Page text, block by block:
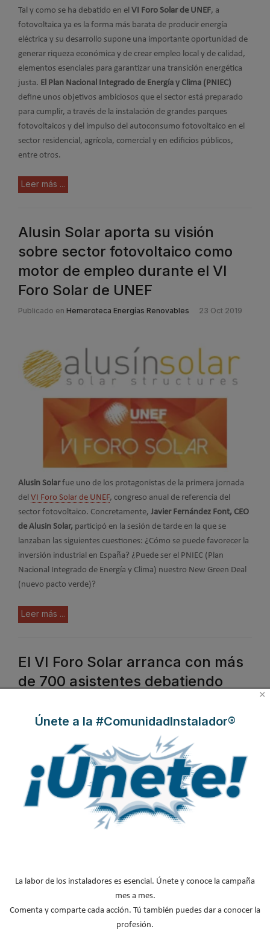
Tal y como se ha debatido en el VI Foro Solar de UNEF, a
fotovoltaica ya es la forma más barata de producir energía
eléctrica y su desarrollo supone una importante oportunidad de
generar riqueza económica y de crear empleo local y de calidad,
elementos esenciales para garantizar una transición energética
justa. El Plan Nacional Integrado de Energía y Clima (PNIEC)
define unos objetivos ambiciosos que el sector está preparado
para cumplir, a través de la instalación de grandes parques
fotovoltaicos y del impulso del autoconsumo fotovoltaico en el
sector residencial, agrícola, comercial y en edificios públicos,
entre otros.
Leer más ...
Alusin Solar aporta su visión
sobre sector fotovoltaico como
motor de empleo durante el VI
Foro Solar de UNEF
Publicado en Hemeroteca Energías Renovables 23 Oct 2019
Alusin Solarfue uno de los protagonistas de la primera jornada
del VI Foro Solar de UNEF, congreso anual de referencia del
sector fotovoltaico. Concretamente, Javier Fernández Font, CEO
de Alusin Solar, participó en la sesión de tarde en la que se
lanzaban las siguientes cuestiones: ¿Cómo se puede favorecer la
inversión industrial en España? ¿Puede ser el PNIEC (Plan
Nacional Integrado de Energía y Clima) nuestro New Green Deal
(nuevo pacto verde)?
Leer más ...
El VI Foro Solar arranca con más
de 700 asistentes debatiendo
como energía clave en el mix
22 Oct 2019
Bajo el título “La fotovoltaica como elemento principal del
Foro Solarrecuerda en su sexta edición
×
Únete a la #ComunidadInstalador®
La labor de los instaladores es esencial. Únete y conoce la campaña
mes a mes.
Comenta y comparte cada acción. Tú también puedes dar a conocer la
profesión.